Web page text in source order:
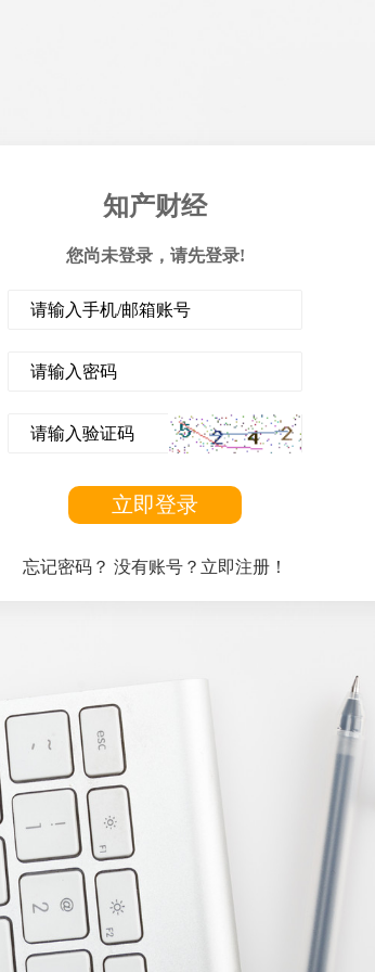
知产财经
您尚未登录，请先登录!
立即登录
忘记密码？ 没有账号？立即注册！